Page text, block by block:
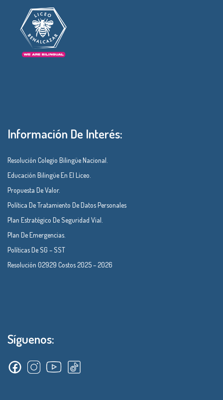
Información De Interés:
Resolución Colegio Bilingüe Nacional.
Educación Bilingüe En El Liceo.
Propuesta De Valor.
Política De Tratamiento De Datos Personales
Plan Estratégico De Seguridad Vial.
Plan De Emergencias.
Políticas De SG – SST
Resolución 02929 Costos 2025 – 2026
Síguenos: